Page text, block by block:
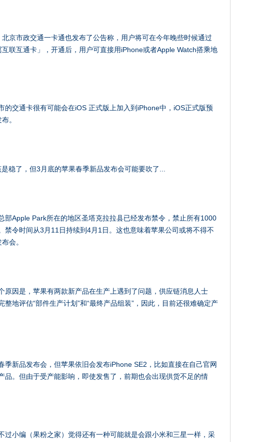
京市政交通一卡通也发布了公告称，用户将可在今年晚些时候通过
联互通卡」，开通后，用户可直接用iPhone或者Apple Watch搭乘地
的交通卡很有可能会在iOS 正式版上加入到iPhone中，iOS正式版预
。
稳了，但3月底的苹果春季新品发布会可能要吹了...
部Apple Park所在的地区圣塔克拉拉县已经发布禁令，禁止所有1000
禁令时间从3月11日持续到4月1日。这也意味着苹果公司或将不得不
会。
原因是，苹果有两款新产品在生产上遇到了问题，供应链消息人士
整地评估“部件生产计划”和“最终产品组装”，因此，目前还很难确定产
季新品发布会，但苹果依旧会发布iPhone SE2，比如直接在自己官网
品。但由于受产能影响，即使发售了，前期也会出现供货不足的情
过小编（果粉之家）觉得还有一种可能就是会跟小米和三星一样，采